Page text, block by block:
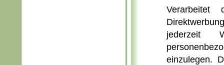
Verarbeitet
jederzeit
einzulegen.